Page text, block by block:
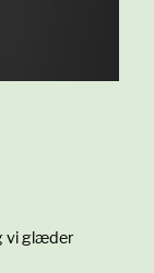
vi glæder